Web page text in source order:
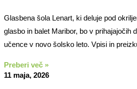
Glasbena šola Lenart, ki deluje pod
glasbo in balet Maribor, bo v prihajajočih
učence v novo šolsko leto. Vpisi in
Preberi več »
11 maja, 2026